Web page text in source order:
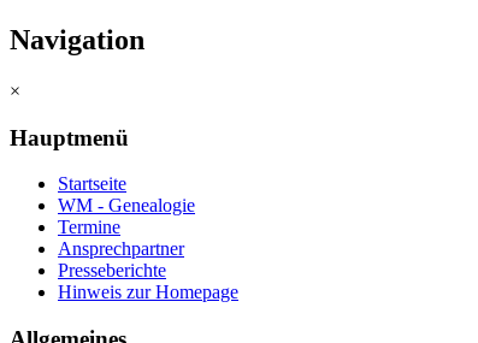
Navigation
×
Hauptmenü
Startseite
WM - Genealogie
Termine
Ansprechpartner
Presseberichte
Hinweis zur Homepage